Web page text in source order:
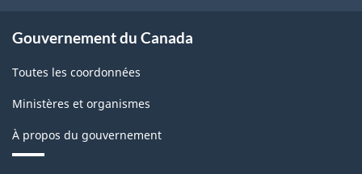
produits
(IPPI)
-
Structure
de
Gouvernement du Canada
Toutes les coordonnées
Ministères et organismes
À propos du gouvernement